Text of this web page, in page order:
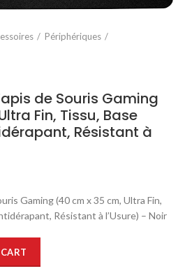
Périphériques
de Souris Gaming
Fin, Tissu, Base
Résistant à
Gaming (40 cm x 35 cm, Ultra Fin,
Résistant à l’Usure) – Noir